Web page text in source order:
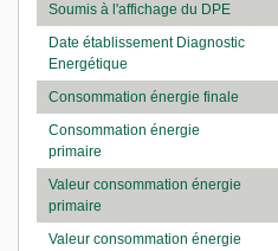
Soumis à l'affichage du DPE
Date établissement Diagnostic
Energétique
Consommation énergie finale
Consommation énergie
primaire
Valeur consommation énergie
primaire
Valeur consommation énergie